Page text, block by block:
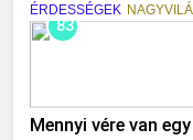
ÉRDESSÉGEK
83
Mennyi vére van